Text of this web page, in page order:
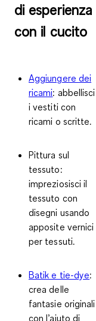
di esperienza
con il cucito
Aggiungere dei
ricami: abbellisci
i vestiti con
ricami o scritte.
Pittura sul
tessuto:
impreziosisci il
tessuto con
disegni usando
apposite vernici
per tessuti.
Batik e tie-dye:
crea delle
fantasie originali
con l’aiuto di